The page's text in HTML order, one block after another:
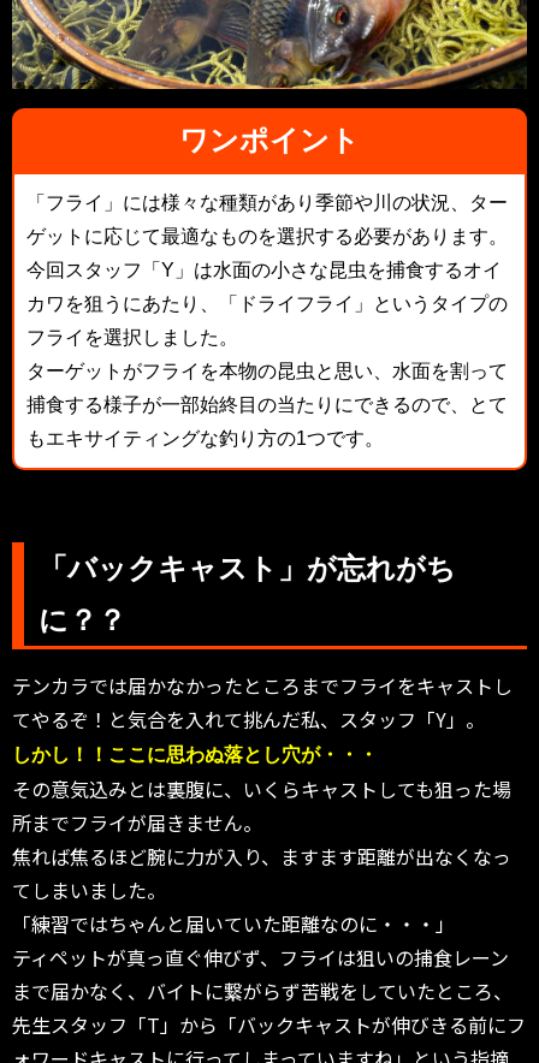
ワンポイント
「フライ」には様々な種類があり季節や川の状況、ター
ゲットに応じて最適なものを選択する必要があります。
今回スタッフ「Y」は水面の小さな昆虫を捕食するオイ
カワを狙うにあたり、「ドライフライ」というタイプの
フライを選択しました。
ターゲットがフライを本物の昆虫と思い、水面を割って
捕食する様子が一部始終目の当たりにできるので、とて
もエキサイティングな釣り方の1つです。
「バックキャスト」が忘れがち
に？？
テンカラでは届かなかったところまでフライをキャストし
てやるぞ！と気合を入れて挑んだ私、スタッフ「Y」。
しかし！！ここに思わぬ落とし穴が・・・
その意気込みとは裏腹に、いくらキャストしても狙った場
所までフライが届きません。
焦れば焦るほど腕に力が入り、ますます距離が出なくなっ
てしまいました。
「練習ではちゃんと届いていた距離なのに・・・」
ティペットが真っ直ぐ伸びず、フライは狙いの捕食レーン
まで届かなく、バイトに繋がらず苦戦をしていたところ、
先生スタッフ「T」から「バックキャストが伸びきる前にフ